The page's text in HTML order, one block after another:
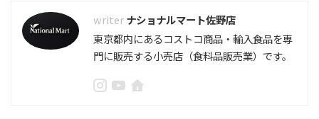
ナショナルマート佐野店
東京都内にあるコストコ商品・輸入食品を専
門に販売する小売店（食料品販売業）です。